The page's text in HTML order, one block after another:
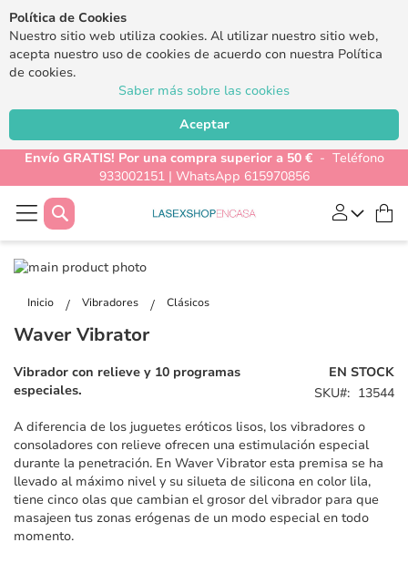
Política de Cookies
Nuestro sitio web utiliza cookies. Al utilizar nuestro sitio web,
acepta nuestro uso de cookies de acuerdo con nuestra Política
de cookies.
Saber más sobre las cookies
Aceptar
Envío GRATIS! Por una compra superior a 50 €- Teléfono
933002151 | WhatsApp 615970856
Buscar
Inicio Vibradores Clásicos
Saltar
final
la
de
imágenes
de
galería
de
Waver Vibrator
EN STOCK
SKU
13544
Vibrador con relieve y 10 programas
especiales.
A diferencia de los juguetes eróticos lisos, los vibradores o
consoladores con relieve ofrecen una estimulación especial
durante la penetración. En Waver Vibrator esta premisa se ha
llevado al máximo nivel y su silueta de silicona en color lila,
tiene cinco olas que cambian el grosor del vibrador para que
masajeen tus zonas erógenas de un modo especial en todo
momento.